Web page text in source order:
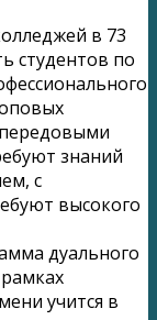
в 73
студентов по
знаний
с
высокого
дуального
учится в